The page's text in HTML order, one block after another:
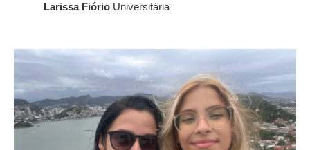
Larissa Fiório Universitária